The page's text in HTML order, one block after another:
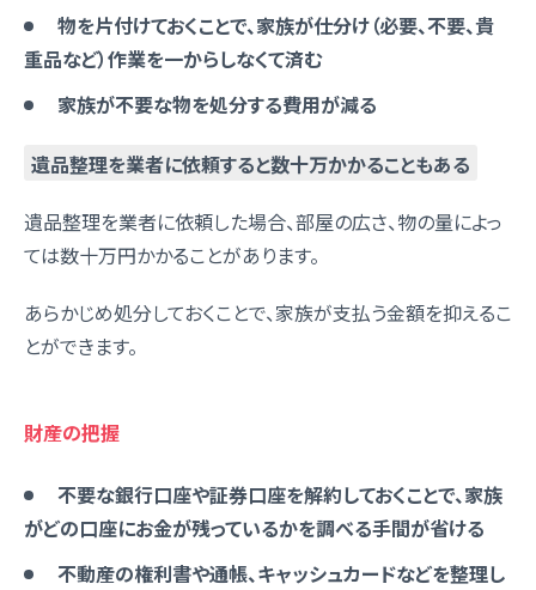
物を片付けておくことで、家族が仕分け（必要、不要、貴
重品など）作業を一からしなくて済む
家族が不要な物を処分する費用が減る
遺品整理を業者に依頼すると数十万かかることもある
遺品整理を業者に依頼した場合、部屋の広さ、物の量によっ
ては数十万円かかることがあります。
あらかじめ処分しておくことで、家族が支払う金額を抑えるこ
とができます。
財産の把握
不要な銀行口座や証券口座を解約しておくことで、家族
がどの口座にお金が残っているかを調べる手間が省ける
不動産の権利書や通帳、キャッシュカードなどを整理し